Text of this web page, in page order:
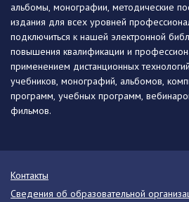
альбомы, монографии, методические
издания для всех уровней
подключиться к нашей электронной
повышения квалификации и
применением дистанционных
учебников, монографий, альбомов,
программ, учебных программ,
фильмов.
Контакты
Сведения об образовательной